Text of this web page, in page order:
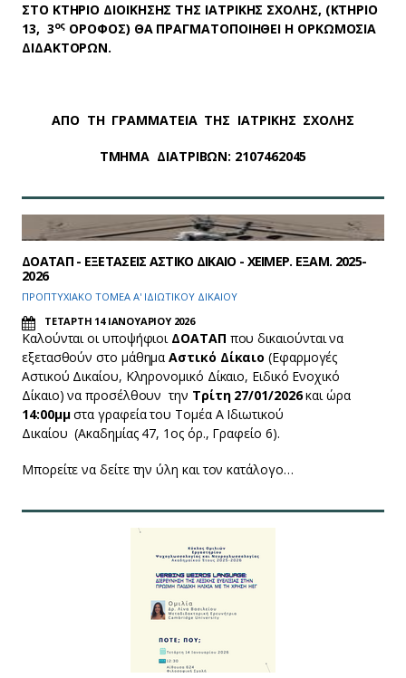
ΣΤΟ ΚΤΗΡΙΟ ΔΙΟΙΚΗΣΗΣ ΤΗΣ ΙΑΤΡΙΚΗΣ ΣΧΟΛΗΣ, (ΚΤΗΡΙΟ
13, 3ος ΟΡΟΦΟΣ) ΘΑ ΠΡΑΓΜΑΤΟΠΟΙΗΘΕΙ Η ΟΡΚΩΜΟΣΙΑ
ΔΙΔΑΚΤΟΡΩΝ.
ΑΠΟ ΤΗ ΓΡΑΜΜΑΤΕΙΑ ΤΗΣ ΙΑΤΡΙΚΗΣ ΣΧΟΛΗΣ
ΤΜΗΜΑ ΔΙΑΤΡΙΒΩΝ: 2107462045
ΔΟΑΤΑΠ - ΕΞΕΤΑΣΕΙΣ ΑΣΤΙΚΟ ΔΙΚΑΙΟ - ΧΕΙΜΕΡ. ΕΞΑΜ. 2025-
2026
ΠΡΟΠΤΥΧΙΑΚΟ ΤΟΜΕΑ Α' ΙΔΙΩΤΙΚΟΥ ΔΙΚΑΙΟΥ
ΤΕΤΑΡΤΗ 14 ΙΑΝΟΥΑΡΙΟΥ 2026
Καλούνται οι υποψήφιοι ΔΟΑΤΑΠ που δικαιούνται να
εξετασθούν στο μάθημαΑστικό Δίκαιο (Εφαρμογές
Αστικού Δικαίου, Κληρονομικό Δίκαιο, Ειδικό Ενοχικό
Δίκαιο) να προσέλθουν την Τρίτη 27/01/2026και ώρα
14:00μμστα γραφεία του Τομέα Α Ιδιωτικού
Δικαίου (Ακαδημίας 47, 1ος όρ., Γραφείο 6).
Μπορείτε να δείτε την ύλη και τον κατάλογο…